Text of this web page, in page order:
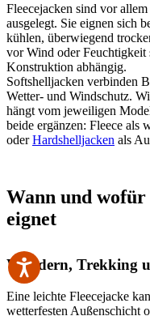
Fleecejacken sind vor
ausgelegt. Sie eignen sich
kühlen, überwiegend
vor Wind oder
Konstruktion abhängig.
Softshelljacken verbinden
Wetter- und Windschutz.
hängt vom jeweiligen
beide ergänzen: Fleece als
oderHardshelljacken als
Wann und wofür
eignet
Wandern, Trekking
Eine leichte Fleecejacke
wetterfesten Außenschicht